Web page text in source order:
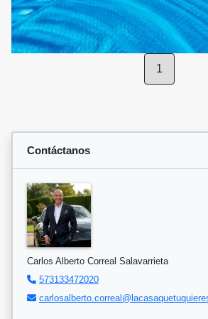
1
Contáctanos
Carlos Alberto Correal Salavarrieta
573133472020